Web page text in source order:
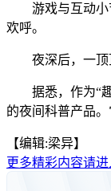
游戏与互动小节
欢呼。
夜深后，一顶顶
据悉，作为“趣
的夜间科普产品
【编辑:梁异】
更多精彩内容请